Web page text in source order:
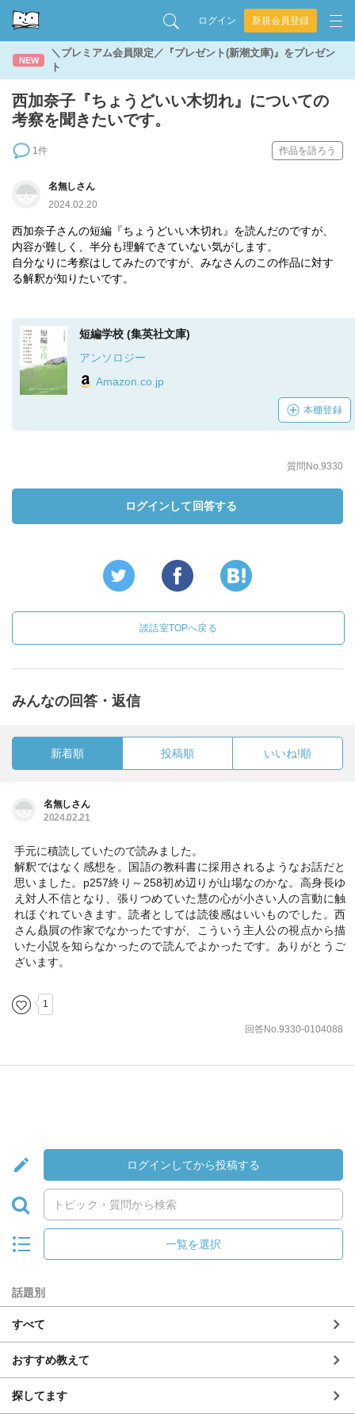
ログイン 新規会員登録
NEW
＼プレミアム会員限定／『プレゼント(新潮文庫)』をプレゼン
ト
西加奈子『ちょうどいい木切れ』についての
考察を聞きたいです。
1件 作品を語ろう
名無しさん
2024.02.20
西加奈子さんの短編『ちょうどいい木切れ』を読んだのですが、
内容が難しく、半分も理解できていない気がします。
自分なりに考察はしてみたのですが、みなさんのこの作品に対す
る解釈が知りたいです。
短編学校 (集英社文庫)
アンソロジー
Amazon.co.jp
本棚登録
質問No.9330
ログインして回答する
談話室TOPへ戻る
みんなの回答・返信
新着順 投稿順 いいね!順
名無しさん
2024.02.21
手元に積読していたので読みました。
解釈ではなく感想を。国語の教科書に採用されるようなお話だと
思いました。p257終り～258初め辺りが山場なのかな。高身長ゆ
え対人不信となり、張りつめていた慧の心が小さい人の言動に触
れほぐれていきます。読者としては読後感はいいものでした。西
さん贔屓の作家でなかったですが、こういう主人公の視点から描
いた小説を知らなかったので読んでよかったです。ありがとうご
ざいます。
1
回答No.9330-0104088
ログインしてから投稿する
一覧を選択
話題別
すべて
おすすめ教えて
探してます